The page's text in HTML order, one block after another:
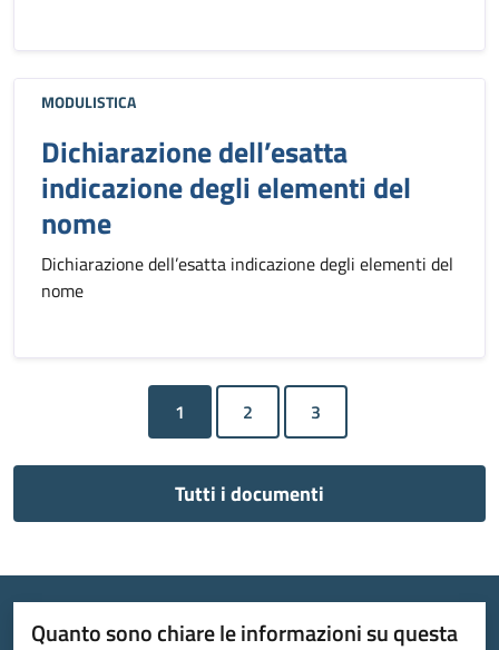
MODULISTICA
Dichiarazione dell’esatta
indicazione degli elementi del
nome
Dichiarazione dell’esatta indicazione degli elementi del
nome
1
Tutti i documenti
Quanto sono chiare le informazioni su questa